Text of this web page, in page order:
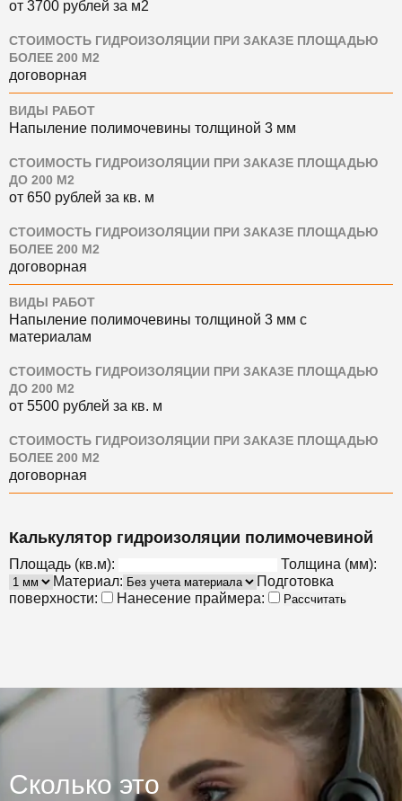
от 3700 рублей за м2
СТОИМОСТЬ ГИДРОИЗОЛЯЦИИ ПРИ ЗАКАЗЕ ПЛОЩАДЬЮ
БОЛЕЕ 200 М2
договорная
ВИДЫ РАБОТ
Напыление полимочевины толщиной 3 мм
СТОИМОСТЬ ГИДРОИЗОЛЯЦИИ ПРИ ЗАКАЗЕ ПЛОЩАДЬЮ
ДО 200 М2
от 650 рублей за кв. м
СТОИМОСТЬ ГИДРОИЗОЛЯЦИИ ПРИ ЗАКАЗЕ ПЛОЩАДЬЮ
БОЛЕЕ 200 М2
договорная
ВИДЫ РАБОТ
Напыление полимочевины толщиной 3 мм с
материалам
СТОИМОСТЬ ГИДРОИЗОЛЯЦИИ ПРИ ЗАКАЗЕ ПЛОЩАДЬЮ
ДО 200 М2
от 5500 рублей за кв. м
СТОИМОСТЬ ГИДРОИЗОЛЯЦИИ ПРИ ЗАКАЗЕ ПЛОЩАДЬЮ
БОЛЕЕ 200 М2
договорная
Калькулятор гидроизоляции полимочевиной
Площадь (кв.м):
Толщина (мм):
Материал:
Подготовка
поверхности:
Нанесение праймера: Рассчитать
Сколько это